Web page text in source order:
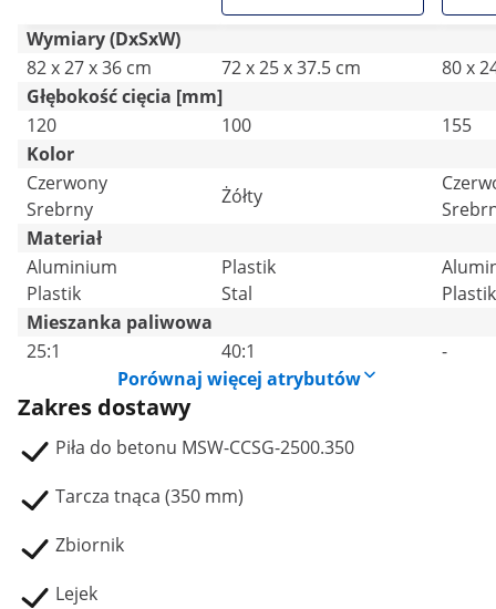
Wymiary (DxSxW)
82 x 27 x 36 cm
72 x 25 x 37.5 cm
80 x
Głębokość cięcia [mm]
120
100
155
Kolor
Czerwony
Srebrny
Żółty
Materiał
Aluminium
Plastik
Plastik
Stal
Plastik
Mieszanka paliwowa
25:1
40:1
-
Porównaj więcej atrybutów
Zakres dostawy
Piła do betonu MSW-CCSG-2500.350
Tarcza tnąca (350 mm)
Zbiornik
Lejek